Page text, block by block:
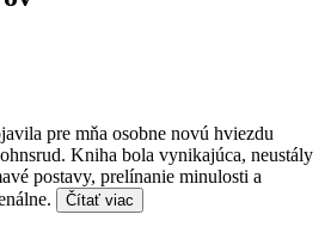
pre mňa osobne novú hviezdu
Kniha bola vynikajúca, neustály
postavy, prelínanie minulosti a
Čítať viac